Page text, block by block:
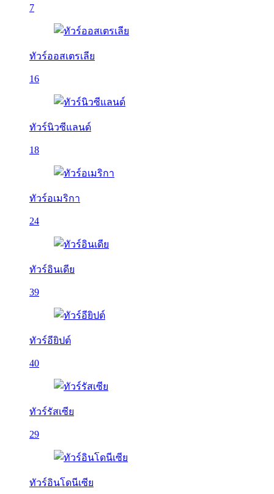
7
ทัวร์ออสเตรเลีย
16
ทัวร์นิวซีแลนด์
18
ทัวร์อเมริกา
24
ทัวร์อินเดีย
39
ทัวร์อียิปต์
40
ทัวร์รัสเซีย
29
ทัวร์อินโดนีเซีย